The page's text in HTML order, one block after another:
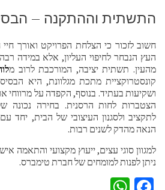
התשתית וההתקנה –
חשוב לזכור כי הצלחת הפרויקט ואורך
העץ הנבחר לחיפוי העליון, אלא במידה
מהעין. תשתית יציבה, המורכבת לרוב מ
קונסטרוקציית מתכת מגלוונת, היא
ושקיעות בעתיד. בנוסף, הקפדה על מרווחי
הצטברות לחות הרסנית. בחירה נכונה
לתקציב ולסגנון העיצובי של הבית, יחד
הנאה מהדק לשנים רבות.
למגוון סוגי עצים, ייעוץ מקצועי והתאמה
ניתן לפנות למומחים של חברת טימברס.